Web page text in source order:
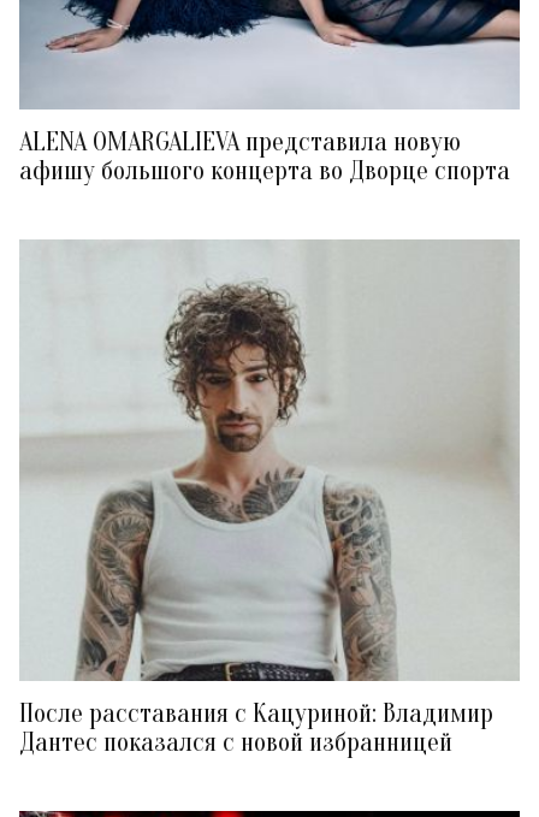
ALENA OMARGALIEVA представила новую
афишу большого концерта во Дворце спорта
После расставания с Кацуриной: Владимир
Дантес показался с новой избранницей